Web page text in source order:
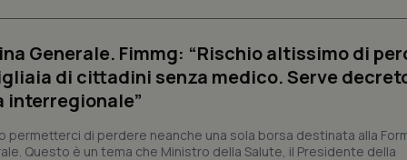
Generale. Fimmg: “Rischio altissimo di
di cittadini senza medico. Serve
permetterci di perdere neanche una sola borsa destinata alla
Questo è un tema che Ministro della Salute, il Presidente della
.youtube.com
5 mesi 4
Questo cookie è impostato da YouTube
utente
www.quotidianosanita.it
4
settimane
Questo cookie è impostato
sistema di tracking solo in caso di utenti